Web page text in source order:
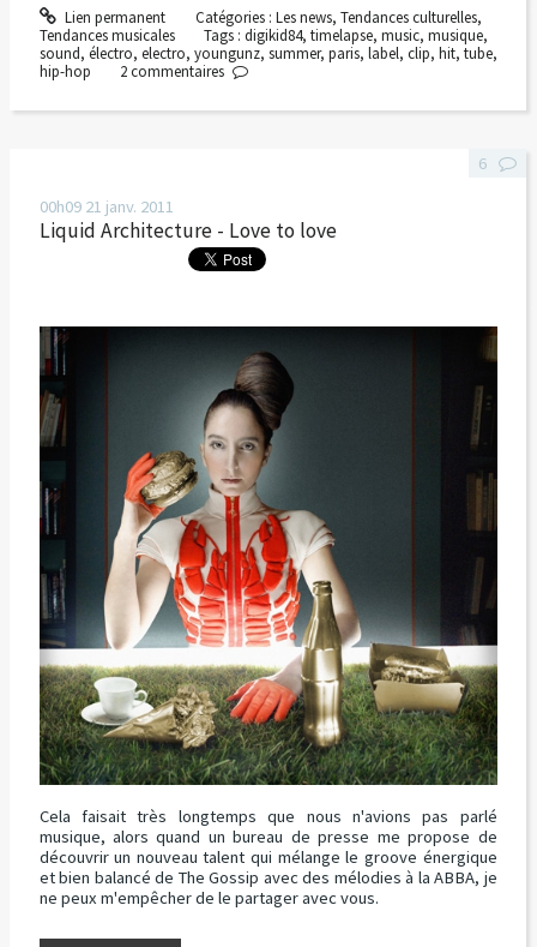
Lien permanent Catégories : Les news, Tendances culturelles,
Tendances musicales
Tags :digikid84,timelapse,music,musique,
sound, électro, electro, youngunz, summer, paris, label, clip, hit, tube,
hip-hop
2commentaires
00h09 21 janv. 2011
Liquid Architecture - Love to love
Cela faisait très longtemps que nous n'avions pas parlé
musique, alors quand un bureau de presse me propose de
découvrir un nouveau talent qui mélange le groove énergique
et bien balancé de The Gossip avec des mélodies à la ABBA, je
ne peux m'empêcher de le partager avec vous.
6